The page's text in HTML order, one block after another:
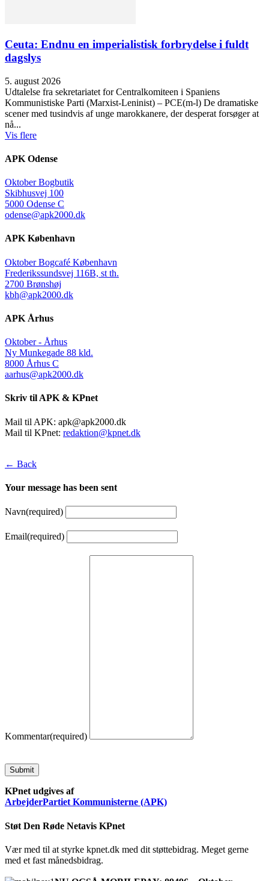
Ceuta: Endnu en imperialistisk forbrydelse i fuldt
dagslys
5. august 2026
Udtalelse fra sekretariatet for Centralkomiteen i Spaniens
Kommunistiske Parti (Marxist-Leninist) – PCE(m-l) De dramatiske
scener med tusindvis af unge marokkanere, der desperat forsøger at
nå...
Vis flere
APK Odense
Oktober Bogbutik
Skibhusvej 100
5000 Odense C
odense@apk2000.dk
APK København
Oktober Bogcafé København
Frederikssundsvej 116B, st th.
2700 Brønshøj
kbh@apk2000.dk
APK Århus
Oktober - Århus
Ny Munkegade 88 kld.
8000 Århus C
aarhus@apk2000.dk
Skriv til APK & KPnet
Mail til APK: apk@apk2000.dk
Mail til KPnet: redaktion@kpnet.dk
← Back
Your message has been sent
Navn(required)
Email(required)
Kommentar(required)
Submit
KPnet udgives af
ArbejderPartiet Kommunisterne (APK)
Støt Den Røde Netavis KPnet
Vær med til at styrke kpnet.dk med dit støttebidrag. Meget gerne
med et fast månedsbidrag.